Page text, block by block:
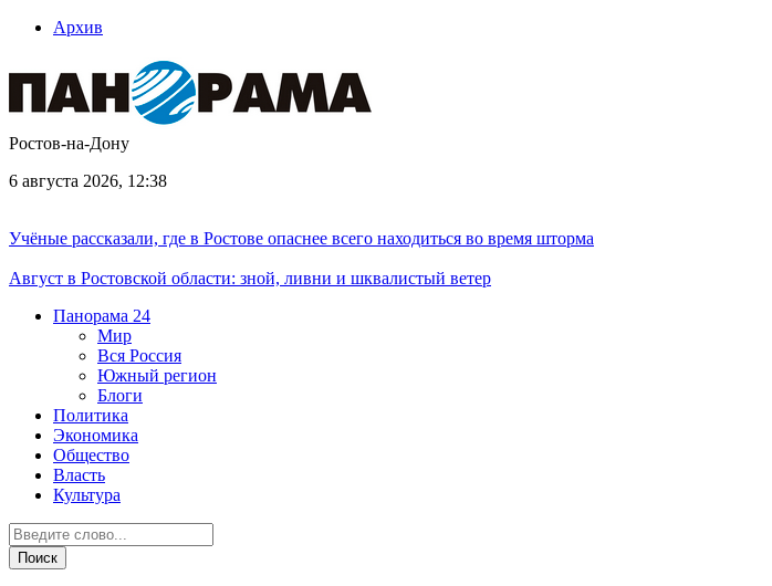
Архив
Ростов-на-Дону
6 августа 2026, 12:38
Учёные рассказали, где в Ростове опаснее всего находиться во время шторма
Август в Ростовской области: зной, ливни и шквалистый ветер
Панорама 24
Мир
Вся Россия
Южный регион
Блоги
Политика
Экономика
Общество
Власть
Культура